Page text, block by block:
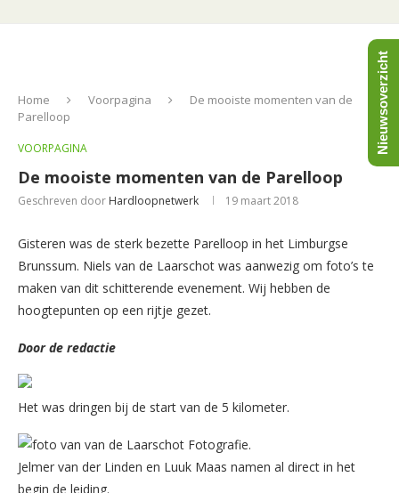
Home Voorpagina
De mooiste momenten van de
Parelloop
VOORPAGINA
De mooiste momenten van de Parelloop
Geschreven door Hardloopnetwerk 19 maart 2018
Gisteren was de sterk bezette Parelloop in het Limburgse
Brunssum. Niels van de Laarschot was aanwezig om foto’s te
maken van dit schitterende evenement. Wij hebben de
hoogtepunten op een rijtje gezet.
Door de redactie
Het was dringen bij de start van de 5 kilometer.
Jelmer van der Linden en Luuk Maas namen al direct in het
begin de leiding.
Nieuwsoverzicht